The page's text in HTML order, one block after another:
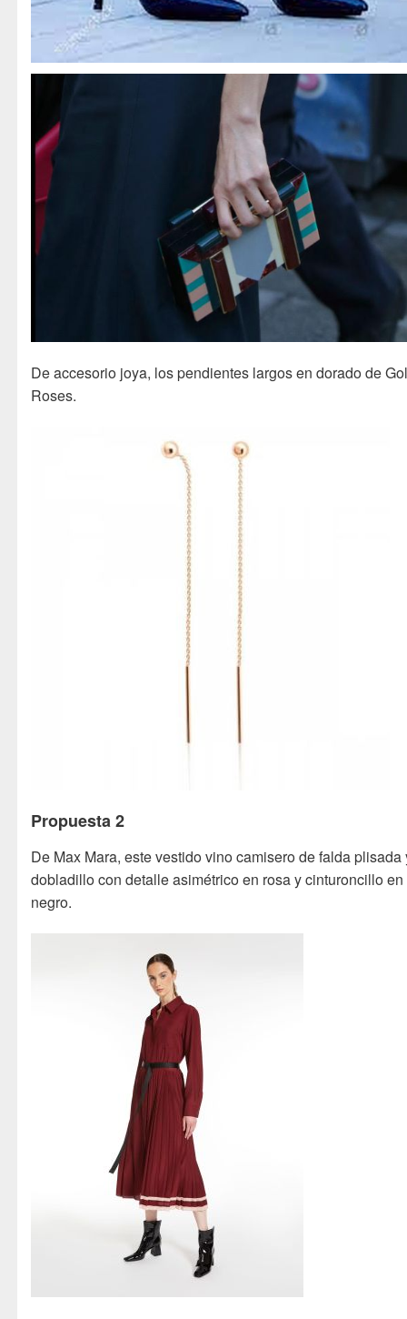
De accesorio joya, los pendientes largos en dorado de
Roses.
Propuesta 2
De Max Mara, este vestido vino camisero de falda plisada
dobladillo con detalle asimétrico en rosa y cinturoncillo en
negro.